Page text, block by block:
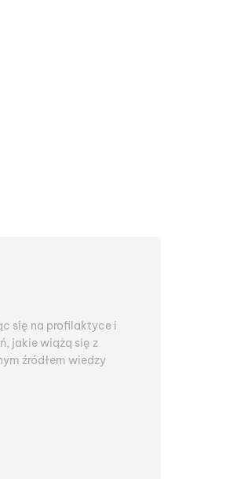
się na profilaktyce i
jakie wiążą się z
źródłem wiedzy